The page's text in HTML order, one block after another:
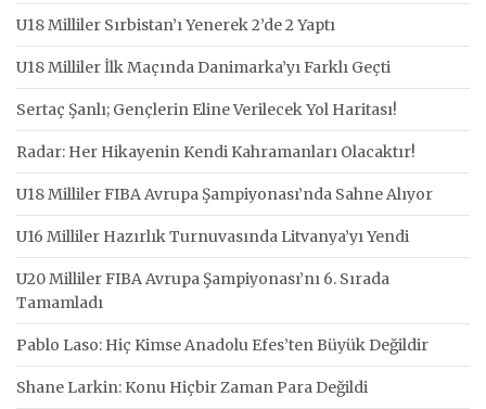
U18 Milliler Sırbistan’ı Yenerek 2’de 2 Yaptı
U18 Milliler İlk Maçında Danimarka’yı Farklı Geçti
Sertaç Şanlı; Gençlerin Eline Verilecek Yol Haritası!
Radar: Her Hikayenin Kendi Kahramanları Olacaktır!
U18 Milliler FIBA Avrupa Şampiyonası’nda Sahne Alıyor
U16 Milliler Hazırlık Turnuvasında Litvanya’yı Yendi
U20 Milliler FIBA Avrupa Şampiyonası’nı 6. Sırada
Tamamladı
Pablo Laso: Hiç Kimse Anadolu Efes’ten Büyük Değildir
Shane Larkin: Konu Hiçbir Zaman Para Değildi